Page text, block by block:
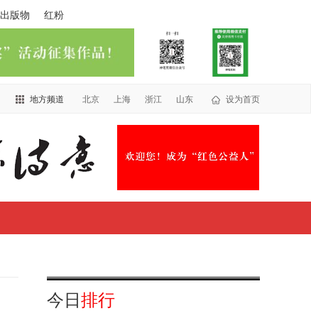
出版物 红粉
地方频道 北京 上海 浙江 山东 设为首页
今日排行